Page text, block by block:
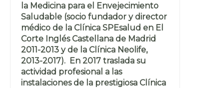
la Medicina para el Envejecimiento
Saludable (socio fundador y director
médico de la Clínica SPEsalud en El
Corte Inglés Castellana de Madrid
2011-2013 y de la Clínica Neolife,
2013-2017). En 2017 traslada su
actividad profesional a las
instalaciones de la prestigiosa Clínica